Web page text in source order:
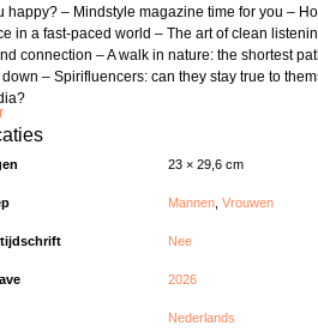
happy? – Mindstyle magazine time for you –
in a fast-paced world – The art of clean
connection – A walk in nature: the shortest
– Spirifluencers: can they stay true to
23 × 29,6 cm
Mannen ,Vrouwen
tijdschrift Nee
2026
Nederlands